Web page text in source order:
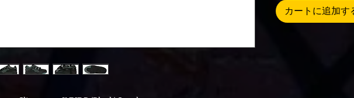
カートに追加す